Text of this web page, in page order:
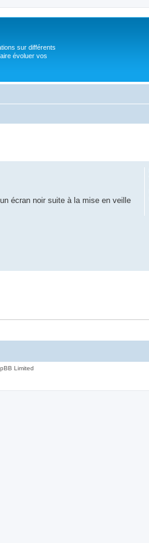
sur différents
évoluer vos
écran noir suite à la mise en veille
Limited